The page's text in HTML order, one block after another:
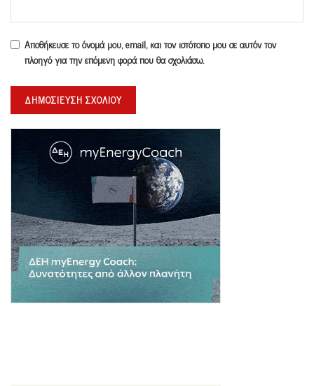
Αποθήκευσε το όνομά μου, email, και τον ιστότοπο μου σε αυτόν τον
πλοηγό για την επόμενη φορά που θα σχολιάσω.